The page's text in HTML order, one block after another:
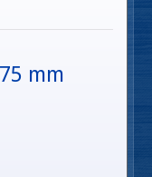
mm